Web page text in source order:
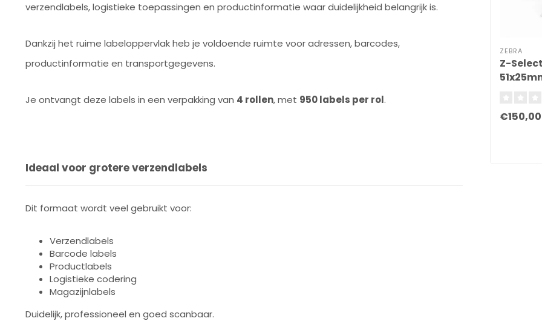
verzendlabels, logistieke toepassingen en productinformatie waar duidelijkheid belangrijk is.
Dankzij het ruime labeloppervlak heb je voldoende ruimte voor adressen, barcodes,
productinformatie en transportgegevens.
Je ontvangt deze labels in een verpakking van 4 rollen, met 950 labels per rol.
Ideaal voor grotere verzendlabels
Dit formaat wordt veel gebruikt voor:
Verzendlabels
Barcode labels
Productlabels
Logistieke codering
Magazijnlabels
Duidelijk, professioneel en goed scanbaar.
ZEBRA
Z-
€150,00